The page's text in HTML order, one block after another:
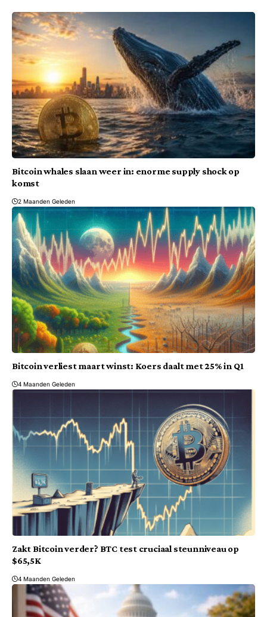
Bitcoin whales slaan weer in: enorme supply shock op
komst
2 Maanden Geleden
Bitcoin verliest maart winst: Koers daalt met 25% in Q1
4 Maanden Geleden
Zakt Bitcoin verder? BTC test cruciaal steunniveau op
$65,5K
4 Maanden Geleden